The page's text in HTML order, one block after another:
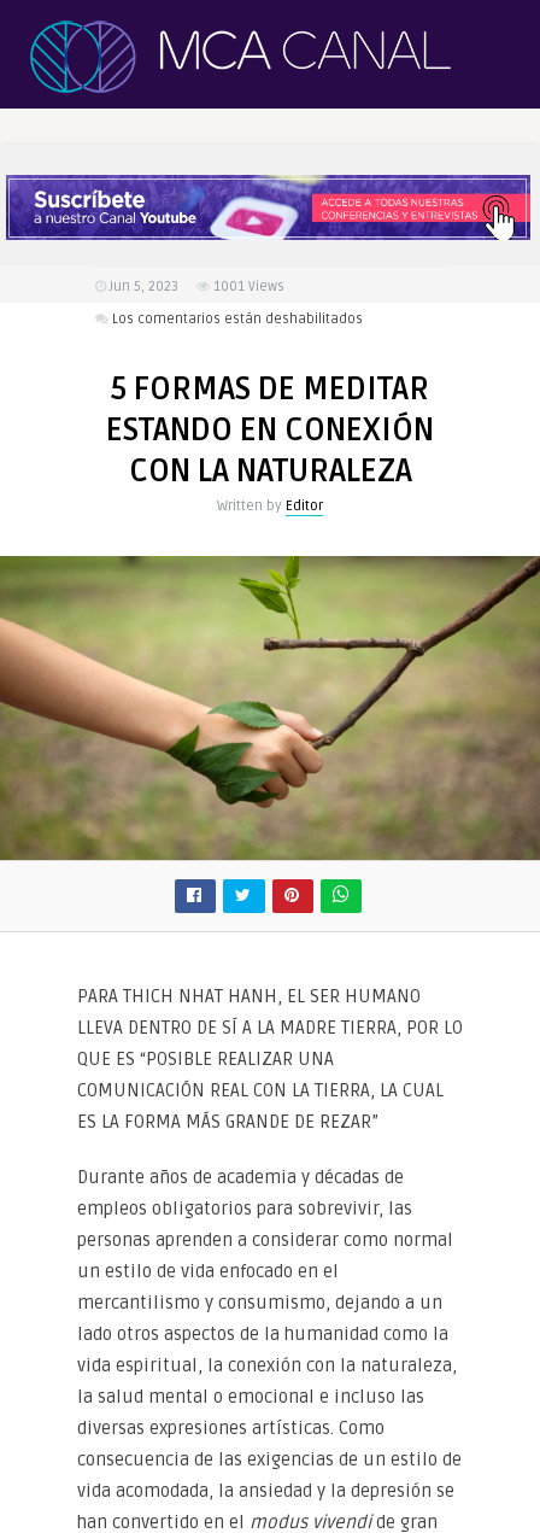
Jun 5, 2023 1001 Views
Los comentarios están deshabilitados
DE
MEDITAR
EN
LA
5 FORMAS DE MEDITAR
ESTANDO EN CONEXIÓN
CON LA NATURALEZA
Written by Editor
PARA THICH NHAT HANH, EL SER HUMANO
LLEVA DENTRO DE SÍ A LA MADRE TIERRA, POR LO
QUE ES “POSIBLE REALIZAR UNA
COMUNICACIÓN REAL CON LA TIERRA, LA CUAL
ES LA FORMA MÁS GRANDE DE REZAR”
Durante años de academia y décadas de
empleos obligatorios para sobrevivir, las
personas aprenden a considerar como normal
un estilo de vida enfocado en el
mercantilismo y consumismo, dejando a un
lado otros aspectos de la humanidad como la
vida espiritual, la conexión con la naturaleza,
la salud mental o emocional e incluso las
diversas expresiones artísticas. Como
consecuencia de las exigencias de un estilo de
vida acomodada, la ansiedad y la depresión se
han convertido en el modus vivendide gran